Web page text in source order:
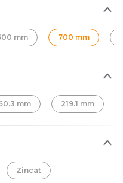
mm 700 mm
mm 219.1 mm
Zincat